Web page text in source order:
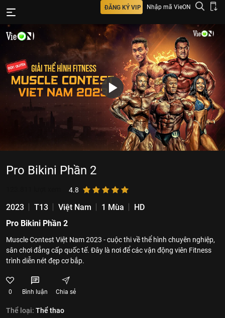
ĐĂNG KÝ VIP Nhập mã VieON
Pro Bikini Phần 2
4.8
2023 T13 Việt Nam 1 Mùa
HD
Pro Bikini Phần 2
Muscle Contest Việt Nam 2023 - cuộc thi về thể hình chuyên nghiệp,
sân chơi đẳng cấp quốc tế. Đây là nơi để các vận động viên Fitness
trình diễn nét đẹp cơ bắp.
0 Bình luận Chia sẻ
Thể loại: Thể thao